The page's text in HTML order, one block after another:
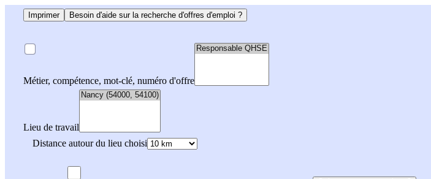
Imprimer Besoin d'aide sur la recherche d'offres d'emploi ?
Métier, compétence, mot-clé, numéro d'offre
Lieu de travail
Distance autour du lieu choisi